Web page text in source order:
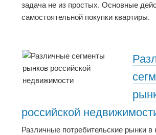
задача не из простых. Основные
самостоятельной покупки квартиры.
российской
Различные потребительские рынки в